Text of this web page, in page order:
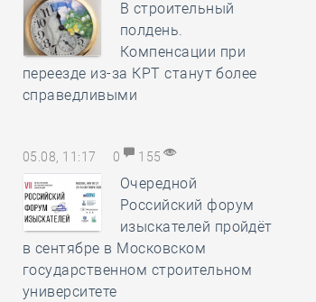
В строительный
полдень.
Компенсации при
переезде из-за КРТ станут более
справедливыми
05.08, 11:17 0 155
Очередной
Российский форум
изыскателей пройдёт
в сентябре в Московском
государственном строительном
университете